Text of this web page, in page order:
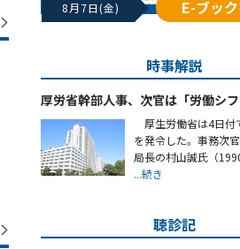
8月7日(金) E-ブッ
時事解説
厚労省幹部人事、次官は「労働シ
厚生労働省は4日付
を発令した。事務次
局長の村山誠氏（
...続き
聴診記